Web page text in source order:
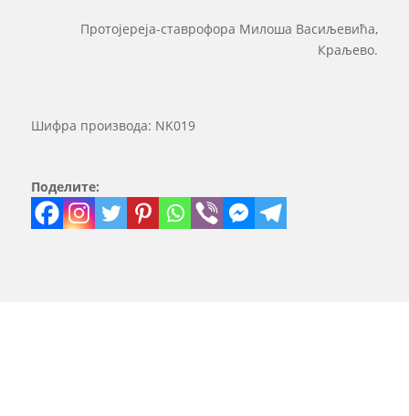
Протојереја-ставрофора Милоша Васиљевића,
Краљево.
Шифра производа: NK019
Поделите: